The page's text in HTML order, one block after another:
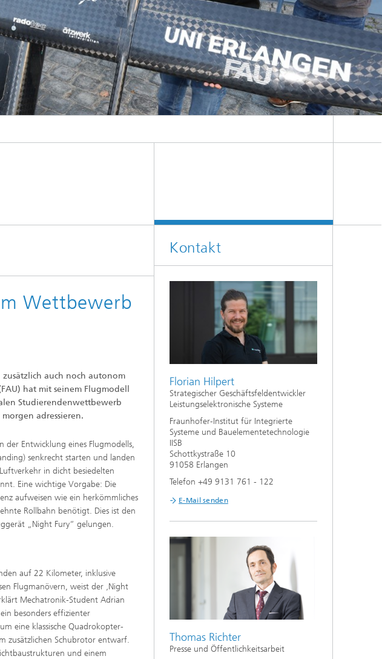
Wettbewerb
auch noch autonom
hat mit seinem Flugmodell
Studierendenwettbewerb
adressieren.
der Entwicklung eines Flugmodells,
senkrecht starten und landen
in dicht besiedelten
Eine wichtige Vorgabe: Die
aufweisen wie ein herkömmliches
Rollbahn benötigt. Dies ist den
„Night Fury“ gelungen.
auf 22 Kilometer, inklusive
Flugmanövern, weist der ‚Night
Mechatronik-Student Adrian
besonders effizienter
eine klassische Quadrokopter-
zusätzlichen Schubrotor entwarf.
und einem
Kontakt
Florian Hilpert
Strategischer Geschäftsfeldentwickler
Leistungselektronische Systeme
Fraunhofer-Institut für Integrierte
Systeme und Bauelementetechnologie
IISB
Schottkystraße 10
91058 Erlangen
Telefon +49 9131 761 - 122
E-Mail senden
Thomas Richter
Presse und Öffentlichkeitsarbeit